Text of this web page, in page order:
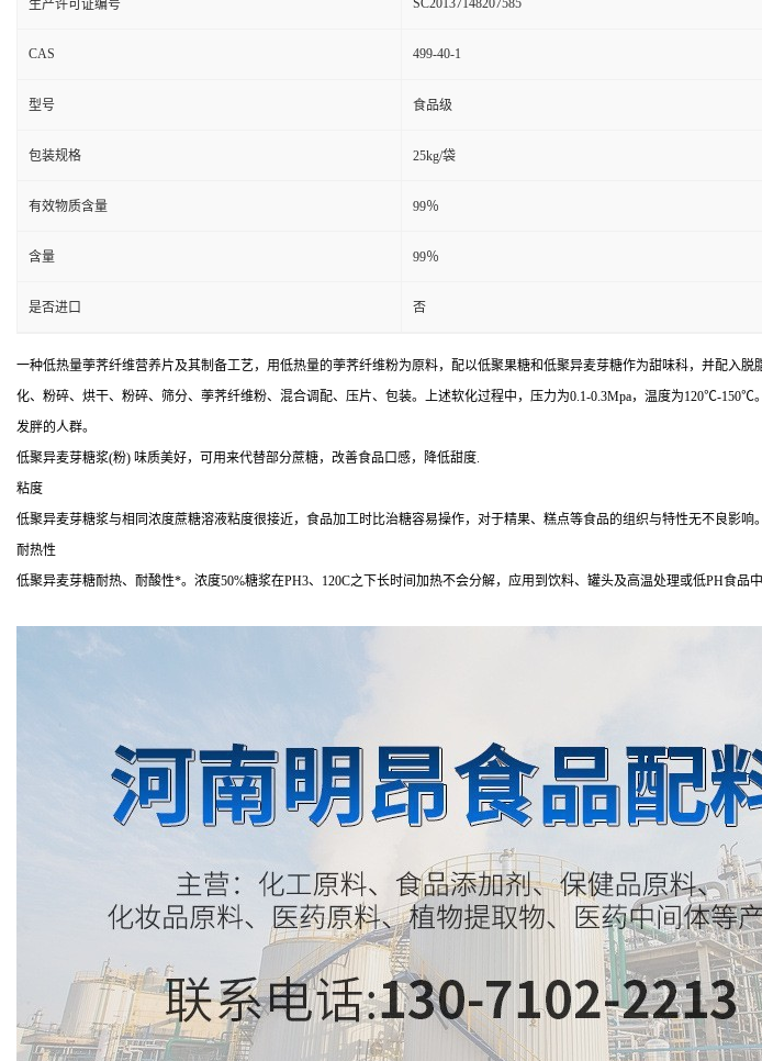
生产许可证编号
CAS 499-40-1
型号 食品级
包装规格 25kg/袋
有效物质含量 99％
含量 99％
是否进口 否
一种低热量荸荠纤维营养片及其制备工艺，用低热量的荸荠纤维粉为原料，配以低聚果糖和低聚异麦芽糖作为甜味科，并配入
化、粉碎、烘干、粉碎、筛分、荸荠纤维粉、混合调配、压片、包装。上述软化过程中，压力为0.1-0.3Mpa，温度为120℃-
发胖的人群。
低聚异麦芽糖浆(粉) 味质美好，可用来代替部分蔗糖，改善食品口感，降低甜度.
粘度
低聚异麦芽糖浆与相同浓度蔗糖溶液粘度很接近，食品加工时比治糖容易操作，对于精果、糕点等食品的组织与特性无不良影响。
耐热性
低聚异麦芽糖耐热、耐酸性*。浓度50%糖浆在PH3、120C之下长时间加热不会分解，应用到饮料、罐头及高温处理或低PH食品